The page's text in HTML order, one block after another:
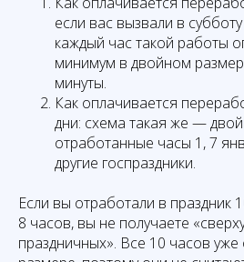
если вас вызвали в
каждый час такой работы
минимум в двойном
минуты.
Как оплачивается
дни: схема такая же —
отработанные часы 1, 7
другие госпраздники.
Если вы отработали в праздник
8 часов, вы не получаете
праздничных». Все 10 часов